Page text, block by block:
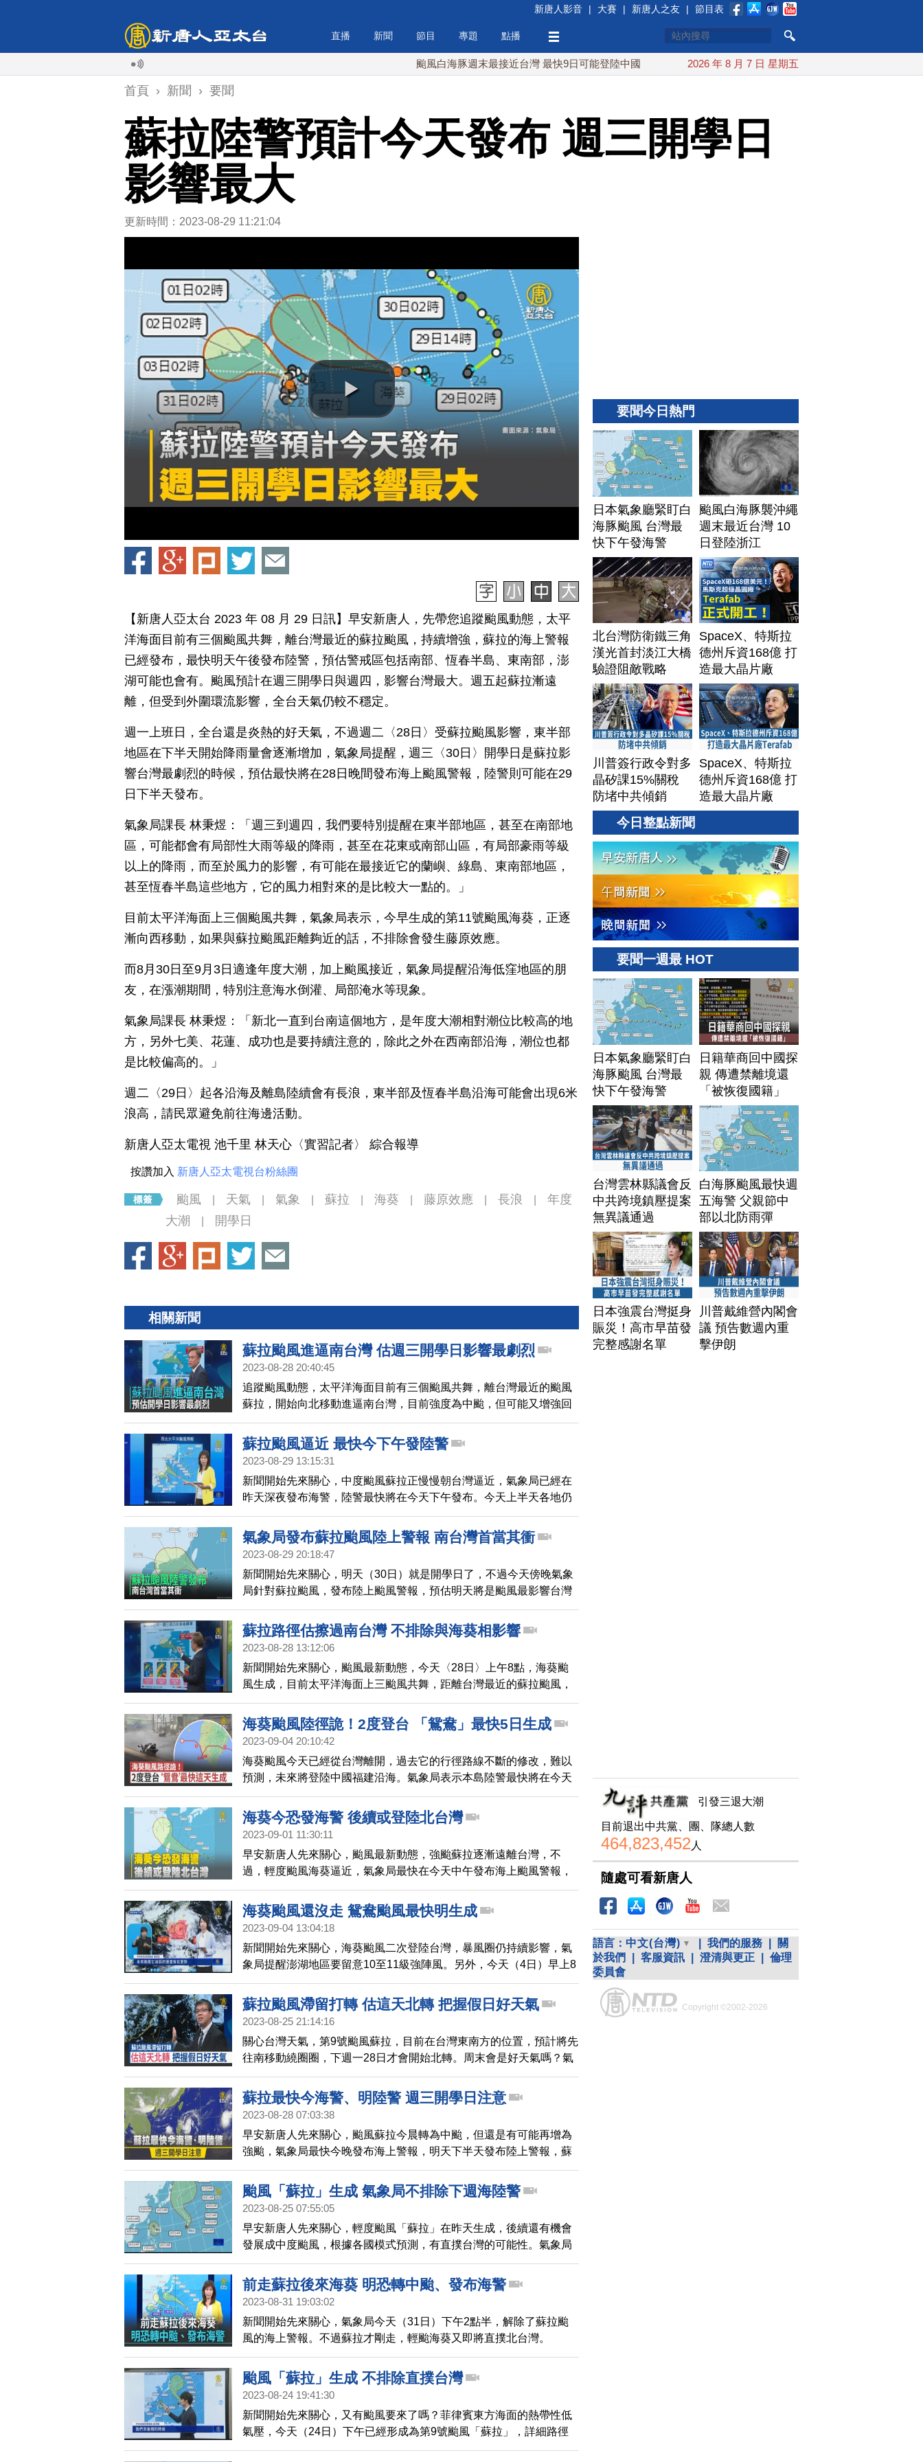
新唐人影音 | 大賽 | 新唐人之友 | 節目表
直播 新聞 節目 專題 點播
颱風白海豚週末最接近台灣 最快9日可能登陸中國 台灣漢光首結合城鎮演習 AIT連續發文讚「韌性台灣」
2026 年 8 月 7 日 星期五
首頁 › 新聞 › 要聞
蘇拉陸警預計今天發布 週三開學日
影響最大
更新時間：2023-08-29 11:21:04
【新唐人亞太台 2023 年 08 月 29 日訊】早安新唐人，先帶您追蹤颱風動態，太平
洋海面目前有三個颱風共舞，離台灣最近的蘇拉颱風，持續增強，蘇拉的海上警報
已經發布，最快明天午後發布陸警，預估警戒區包括南部、恆春半島、東南部，澎
湖可能也會有。颱風預計在週三開學日與週四，影響台灣最大。週五起蘇拉漸遠
離，但受到外圍環流影響，全台天氣仍較不穩定。
週一上班日，全台還是炎熱的好天氣，不過週二〈28日〉受蘇拉颱風影響，東半部
地區在下半天開始降雨量會逐漸增加，氣象局提醒，週三〈30日〉開學日是蘇拉影
響台灣最劇烈的時候，預估最快將在28日晚間發布海上颱風警報，陸警則可能在29
日下半天發布。
氣象局課長 林秉煜：「週三到週四，我們要特別提醒在東半部地區，甚至在南部地
區，可能都會有局部性大雨等級的降雨，甚至在花東或南部山區，有局部豪雨等級
以上的降雨，而至於風力的影響，有可能在最接近它的蘭嶼、綠島、東南部地區，
甚至恆春半島這些地方，它的風力相對來的是比較大一點的。」
目前太平洋海面上三個颱風共舞，氣象局表示，今早生成的第11號颱風海葵，正逐
漸向西移動，如果與蘇拉颱風距離夠近的話，不排除會發生藤原效應。
而8月30日至9月3日適逢年度大潮，加上颱風接近，氣象局提醒沿海低窪地區的朋
友，在漲潮期間，特別注意海水倒灌、局部淹水等現象。
氣象局課長 林秉煜：「新北一直到台南這個地方，是年度大潮相對潮位比較高的地
方，另外七美、花蓮、成功也是要持續注意的，除此之外在西南部沿海，潮位也都
是比較偏高的。」
週二〈29日〉起各沿海及離島陸續會有長浪，東半部及恆春半島沿海可能會出現6米
浪高，請民眾避免前往海邊活動。
新唐人亞太電視 池千里 林天心〈實習記者〉 綜合報導
按讚加入 新唐人亞太電視台粉絲團
颱風 天氣 氣象 蘇拉 海葵 藤原效應 長浪
年度
大潮
開學日
相關新聞
蘇拉颱風進逼南台灣 估週三開學日影響最劇烈
2023-08-28 20:40:45
追蹤颱風動態，太平洋海面目前有三個颱風共舞，離台灣最近的颱風
蘇拉，開始向北移動進逼南台灣，目前強度為中颱，但可能又增強回
到強烈颱風等級。蘇拉對台灣影響，預計在週三30日開學日最劇烈。
蘇拉颱風逼近 最快今下午發陸警
2023-08-29 13:15:31
新聞開始先來關心，中度颱風蘇拉正慢慢朝台灣逼近，氣象局已經在
昨天深夜發布海警，陸警最快將在今天下午發布。今天上半天各地仍
是多雲到晴的天氣，部分地區要留意局部36度高溫，下半天隨著颱風
暴風圈的接近，將對巴士海峽及台灣東南部海面構成威脅。
氣象局發布蘇拉颱風陸上警報 南台灣首當其衝
2023-08-29 20:18:47
新聞開始先來關心，明天（30日）就是開學日了，不過今天傍晚氣象
局針對蘇拉颱風，發布陸上颱風警報，預估明天將是颱風最影響台灣
的時候，呼籲民眾做好防颱準備。
蘇拉路徑估擦過南台灣 不排除與海葵相影響
2023-08-28 13:12:06
新聞開始先來關心，颱風最新動態，今天〈28日〉上午8點，海葵颱
風生成，目前太平洋海面上三颱風共舞，距離台灣最近的蘇拉颱風，
最快今晚海警，將在週三開學日，到週四最影響台灣，由於颱風結構
比較小，因此愈接近颱風中心的地方，風雨感受會比較明顯。
海葵颱風陸徑詭！2度登台 「鴛鴦」最快5日生成
2023-09-04 20:10:42
海葵颱風今天已經從台灣離開，過去它的行徑路線不斷的修改，難以
預測，未來將登陸中國福建沿海。氣象局表示本島陸警最快將在今天
傍晚解除，海警最快將在明天下半天解除。
海葵今恐發海警 後續或登陸北台灣
2023-09-01 11:30:11
早安新唐人先來關心，颱風最新動態，強颱蘇拉逐漸遠離台灣，不
過，輕度颱風海葵逼近，氣象局最快在今天中午發布海上颱風警報，
在今晚發布陸上颱風警報，預估週六及週日，是海葵影響台灣最明顯
的時候。海葵不排除會登陸台灣東北部，暴風圈可能對整個中部以
北，都會構成威脅，一直到下週四(7日)，全台天氣都相當不穩定。
海葵颱風還沒走 鴛鴦颱風最快明生成
2023-09-04 13:04:18
新聞開始先來關心，海葵颱風二次登陸台灣，暴風圈仍持續影響，氣
象局提醒澎湖地區要留意10至11級強陣風。另外，今天（4日）早上8
點太平洋海面，又有一個熱帶低氣壓生成，氣象局預估最快在5日生成
第13號颱風鴛鴦，未來朝日本南方海面移動，預估對台灣直接影響機
率偏低。
蘇拉颱風滯留打轉 估這天北轉 把握假日好天氣
2023-08-25 21:14:16
關心台灣天氣，第9號颱風蘇拉，目前在台灣東南方的位置，預計將先
往南移動繞圈圈，下週一28日才會開始北轉。周末會是好天氣嗎？氣
象局預估，到下週一為止，颱風對台灣不會有太大影響。
蘇拉最快今海警、明陸警 週三開學日注意
2023-08-28 07:03:38
早安新唐人先來關心，颱風蘇拉今晨轉為中颱，但還是有可能再增為
強颱，氣象局最快今晚發布海上警報，明天下半天發布陸上警報，蘇
拉最強而且離台灣最近的時間，將是星期三的開學日，到時候，蘇拉
可能穿過台灣南端，成為四年多來，首個中心登陸台灣本島的颱風。
另外，海葵颱風預計在今天生成，後續影響仍待觀察。
颱風「蘇拉」生成 氣象局不排除下週海陸警
2023-08-25 07:55:05
早安新唐人先來關心，輕度颱風「蘇拉」在昨天生成，後續還有機會
發展成中度颱風，根據各國模式預測，有直撲台灣的可能性。氣象局
表示，蘇拉下週一開始就會影響台灣天氣，不排除在下星期二發布海
上颱風警報、週三接續發布陸上颱風警報。
前走蘇拉後來海葵 明恐轉中颱、發布海警
2023-08-31 19:03:02
新聞開始先來關心，氣象局今天（31日）下午2點半，解除了蘇拉颱
風的海上警報。不過蘇拉才剛走，輕颱海葵又即將直撲北台灣。
颱風「蘇拉」生成 不排除直撲台灣
2023-08-24 19:41:30
新聞開始先來關心，又有颱風要來了嗎？菲律賓東方海面的熱帶性低
氣壓，今天（24日）下午已經形成為第9號颱風「蘇拉」，詳細路徑
尚不明朗，不過根據各國模式預測，是有直撲台灣的可能性。
要聞今日熱門
日本氣象廳緊盯白
海豚颱風 台灣最
快下午發海警
颱風白海豚襲沖繩
週末最近台灣 10
日登陸浙江
北台灣防衛鐵三角
漢光首封淡江大橋
驗證阻敵戰略
SpaceX、特斯拉
德州斥資168億 打
造最大晶片廠
Terafab
川普簽行政令對多
晶矽課15%關稅
防堵中共傾銷
SpaceX、特斯拉
德州斥資168億 打
造最大晶片廠
Terafab
今日整點新聞
要聞一週最 HOT
日本氣象廳緊盯白
海豚颱風 台灣最
快下午發海警
日籍華商回中國探
親 傳遭禁離境還
「被恢復國籍」
台灣雲林縣議會反
中共跨境鎮壓提案
無異議通過
白海豚颱風最快週
五海警 父親節中
部以北防雨彈
日本強震台灣挺身
賑災！高市早苗發
完整感謝名單
川普戴維營內閣會
議 預告數週內重
擊伊朗
引發三退大潮
目前退出中共黨、團、隊總人數
464,823,452 人
隨處可看新唐人
語言： 中文(台灣) 我們的服務
關
於我們
客服資訊 澄清與更正
倫理
委員會
Copyright ©2002-2026